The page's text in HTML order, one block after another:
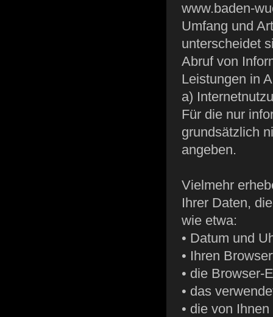
www.baden-
Umfang und
unterscheidet
Abruf von
Leistungen in
a)
Für die nur
grundsätzlich
angeben.
Vielmehr
Ihrer Daten,
wie etwa:
• Datum und
• Ihren
• die Browser-
• das
• die von